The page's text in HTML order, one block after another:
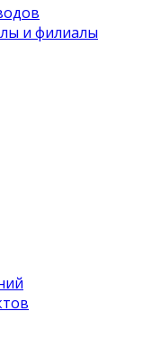
и филиалы